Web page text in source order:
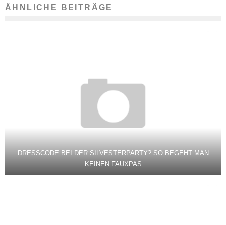
ÄHNLICHE BEITRÄGE
DRESSCODE BEI DER SILVESTERPARTY? SO BEGEHT MAN
KEINEN FAUXPAS